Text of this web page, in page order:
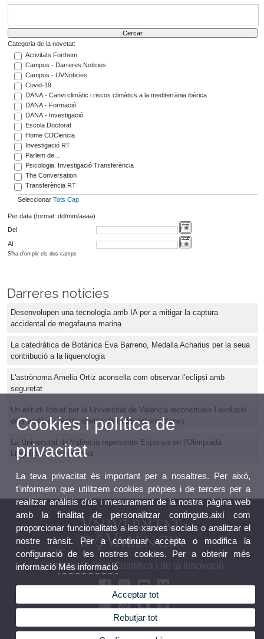
Categoria de la novetat:
Activitats Forthem
Campus - Darreres Noticies
Campus - UVNoticies
Covid-19
DANA - Canvi climàtic i riscos climàtics a la mediterrània ibèrica
DANA - Formació
DANA - Investigació
Escola Doctorat
Home CDCiencia
Investigació RT
Parlem de...
Psicologia. Investigació Transferència
The Conversation
Transferència RT
Seleccionar Tots Cap
Per data (format: dd/mm/aaaa)
Del
Al
S'ha d'omplir els dos camps
Darreres notícies
Desenvolupen una tecnologia amb IA per a mitigar la captura
accidental de megafauna marina
La catedràtica de Botànica Eva Barreno, Medalla Acharius per la seua
contribució a la liquenologia
L'astrònoma Amelia Ortiz aconsella com observar l’eclipsi amb
seguretat
Un estudi liderat per la Universitat de València reconstrueix l’evolució
dels amfibis i rèptils ibèrics de fa 16 milions d’anys
La Universitat de València representa Espanya en l’Olimpíada
Lingüística Internacional
Unitat de Cultura Científica i de la Innovació
Cookies i política de
privacitat
La teva privacitat és important per a nosaltres. Per això,
t'informem que utilitzem cookies pròpies i de tercers per a
realitzar anàlisis d'ús i mesurament de la nostra pàgina web
amb la finalitat de personalitzar continguts,així com
proporcionar funcionalitats a les xarxes socials o analitzar el
nostre trànsit. Per a continuar accepta o modifica la
configuració de les nostres cookies. Per a obtenir més
informacióMés informació
Acceptar tot
Rebutjar tot